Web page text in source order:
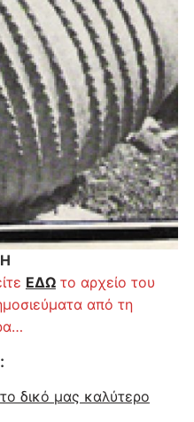
ΕΔΩτο αρχείο του
από τη
:
δικό μας καλύτερο